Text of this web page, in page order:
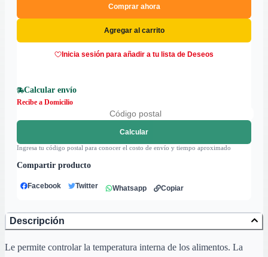
Comprar ahora
Agregar al carrito
Inicia sesión para añadir a tu lista de Deseos
Calcular envío
Recibe a Domicilio
Calcular
Ingresa tu código postal para conocer el costo de envío y tiempo aproximado
Compartir producto
Facebook Twitter Whatsapp Copiar
Descripción
Le permite controlar la temperatura interna de los alimentos. La